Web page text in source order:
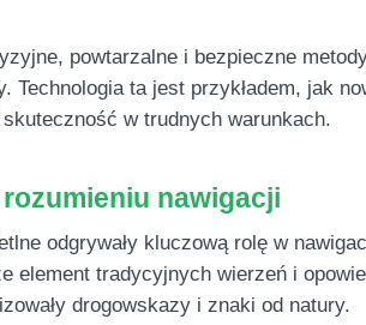
powtarzalne i bezpieczne
ta jest przykładem, jak
w trudnych warunkach.
nawigacji
odgrywały kluczową rolę w
tradycyjnych wierzeń i
drogowskazy i znaki od natury.